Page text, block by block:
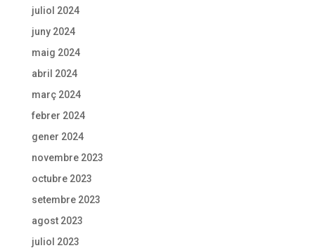
juliol 2024
juny 2024
maig 2024
abril 2024
març 2024
febrer 2024
gener 2024
novembre 2023
octubre 2023
setembre 2023
agost 2023
juliol 2023